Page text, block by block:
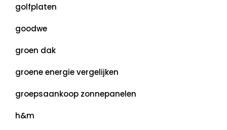
golfplaten
goodwe
groen dak
groene energie vergelijken
groepsaankoop zonnepanelen
h&m